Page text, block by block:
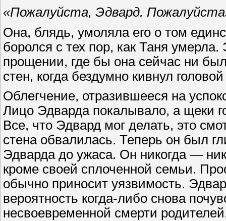
«Пожалуйста, Эдвард.
Она, блядь, умоляла его о том
боролся с тех пор, как Таня
прощении, где бы она сейчас ни
стен, когда бездумно кивнул
Облегчение, отразившееся на
Лицо Эдварда покалывало, а щеки
Все, что Эдвард мог делать, это
стена обвалилась. Теперь он был
Эдварда до ужаса. Он никогда —
кроме своей сплоченной семьи.
обычно приносит уязвимость.
вероятность когда-либо снова
несвоевременной смерти